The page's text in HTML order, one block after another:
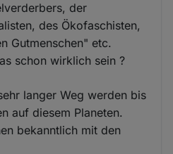
der
des Ökofaschisten,
Gutmenschen" etc.
schon wirklich sein ?
langer Weg werden bis
auf diesem Planeten.
bekanntlich mit den